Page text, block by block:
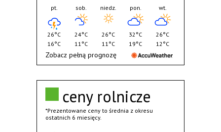
ceny rolnicze
*Prezentowane ceny to średnia z okresu
ostatnich 6 miesięcy.
pt.
26°C
16°C
sob.
24°C
11°C
niedz.
26°C
11°C
pon.
32°C
19°C
wt.
26°C
12°C
Zobacz pełną prognozę